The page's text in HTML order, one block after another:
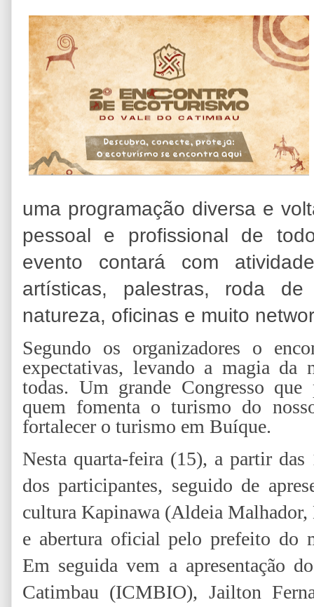
uma programação diversa e
pessoal e profissional de
evento contará com
artísticas, palestras, roda
natureza, oficinas e muito
Segundo os organizadores o
expectativas, levando a magia da
todas. Um grande Congresso que
quem fomenta o turismo do
fortalecer o turismo em Buíque.
Nesta quarta-feira (15), a partir das
dos participantes, seguido de
cultura Kapinawa (Aldeia
e abertura oficial pelo prefeito do
Em seguida vem a apresentação
Catimbau (ICMBIO), Jailton